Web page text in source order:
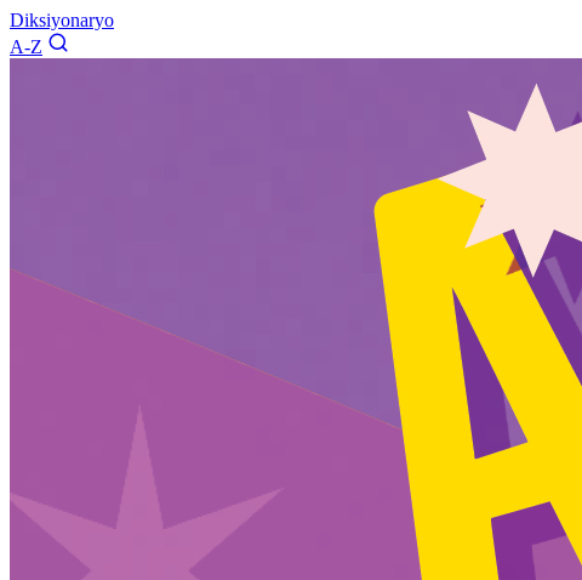
Diksiyonaryo
A-Z